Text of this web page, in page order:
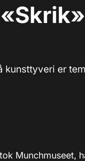
kunsttyveri er
Munchmuseet,